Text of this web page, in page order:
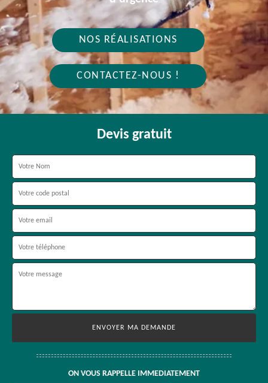
NOS RÉALISATIONS
CONTACTEZ-NOUS !
Devis gratuit
ON VOUS RAPPELLE IMMEDIATEMENT